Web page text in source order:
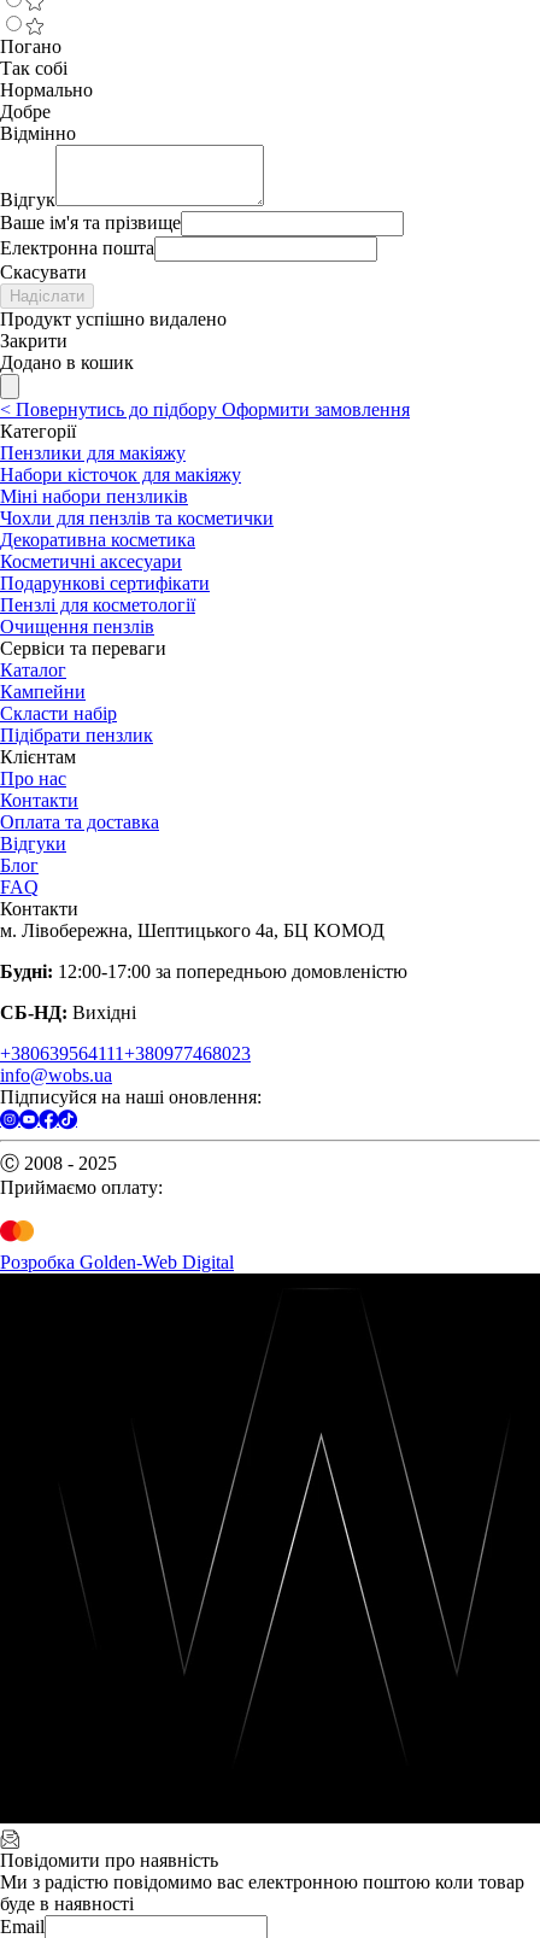
Погано
Так собі
Нормально
Добре
Відмінно
Відгук
Ваше ім'я та прізвище
Електронна пошта
Скасувати
Надіслати
Продукт успішно видалено
Закрити
Додано в кошик
< Повернутись до підбору Оформити замовлення
Категорії
Пензлики для макіяжу
Набори кісточок для макіяжу
Міні набори пензликів
Чохли для пензлів та косметички
Декоративна косметика
Косметичні аксесуари
Подарункові сертифікати
Пензлі для косметології
Очищення пензлів
Сервіси та переваги
Каталог
Кампейни
Скласти набір
Підібрати пензлик
Клієнтам
Про нас
Контакти
Оплата та доставка
Відгуки
Блог
FAQ
Контакти
м. Лівобережна, Шептицького 4а, БЦ КОМОД
Будні: 12:00-17:00 за попередньою домовленістю
СБ-НД: Вихідні
+380639564111+380977468023
info@wobs.ua
Підписуйся на наші оновлення:
Ⓒ 2008 - 2025
Приймаємо оплату:
Розробка Golden-Web Digital
Повідомити про наявність
Ми з радістю повідомимо вас електронною поштою коли товар
буде в наявності
Email